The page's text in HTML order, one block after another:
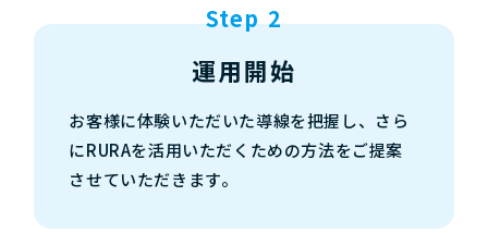
Step 2
運用開始
お客様に体験いただいた導線を把握し、さら
にRURAを活用いただくための方法をご提案
させていただきます。